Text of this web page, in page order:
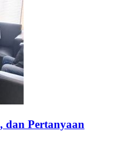
dan Pertanyaan